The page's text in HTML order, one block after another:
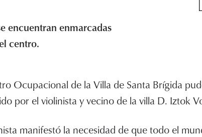
encuentran enmarcadas
centro.
Ocupacional de la Villa de Santa Brígida
por el violinista y vecino de la villa D. Iztok
manifestó la necesidad de que todo el